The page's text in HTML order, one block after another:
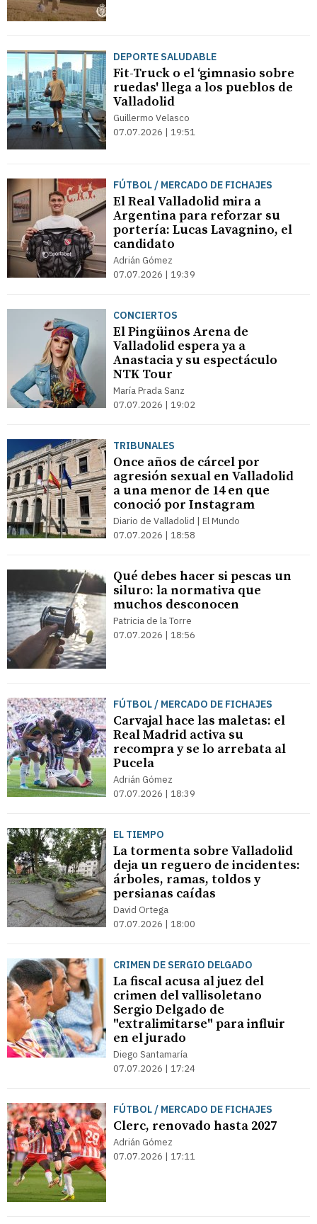
DEPORTE SALUDABLE
Fit-Truck o el ‘gimnasio sobre
ruedas' llega a los pueblos de
Valladolid
Guillermo Velasco
07.07.2026 | 19:51
FÚTBOL / MERCADO DE FICHAJES
El Real Valladolid mira a
Argentina para reforzar su
portería: Lucas Lavagnino, el
candidato
Adrián Gómez
07.07.2026 | 19:39
CONCIERTOS
El Pingüinos Arena de
Valladolid espera ya a
Anastacia y su espectáculo
NTK Tour
María Prada Sanz
07.07.2026 | 19:02
TRIBUNALES
Once años de cárcel por
agresión sexual en Valladolid
a una menor de 14 en que
conoció por Instagram
Diario de Valladolid | El Mundo
07.07.2026 | 18:58
Qué debes hacer si pescas un
siluro: la normativa que
muchos desconocen
Patricia de la Torre
07.07.2026 | 18:56
FÚTBOL / MERCADO DE FICHAJES
Carvajal hace las maletas: el
Real Madrid activa su
recompra y se lo arrebata al
Pucela
Adrián Gómez
07.07.2026 | 18:39
EL TIEMPO
La tormenta sobre Valladolid
deja un reguero de incidentes:
árboles, ramas, toldos y
persianas caídas
David Ortega
07.07.2026 | 18:00
CRIMEN DE SERGIO DELGADO
La fiscal acusa al juez del
crimen del vallisoletano
Sergio Delgado de
"extralimitarse" para influir
en el jurado
Diego Santamaría
07.07.2026 | 17:24
FÚTBOL / MERCADO DE FICHAJES
Clerc, renovado hasta 2027
Adrián Gómez
07.07.2026 | 17:11